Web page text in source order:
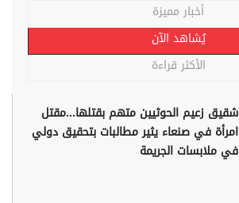
أخبار مميزة
يُشاهد الآن
الأكثر قراءة
شقيق زعيم الحوثيين متهم بقتلها...مقتل
امرأة في صنعاء يثير مطالبات بتحقيق دولي
في ملابسات الجريمة